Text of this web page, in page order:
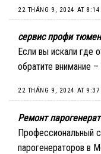
22 THÁNG 9, 2024 AT 8:14
сервис профи
Если вы искали где
обратите внимание –
22 THÁNG 9, 2024 AT 9:37
Ремонт
Профессиональный
парогенераторов в